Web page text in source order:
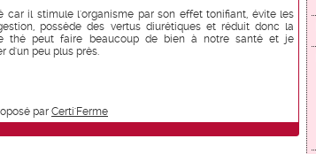
car il stimule l'organisme par son effet tonifiant, évite les
possède des vertus diurétiques et réduit donc la
thé peut faire beaucoup de bien à notre santé et je
d'un peu plus près.
par Certi'Ferme